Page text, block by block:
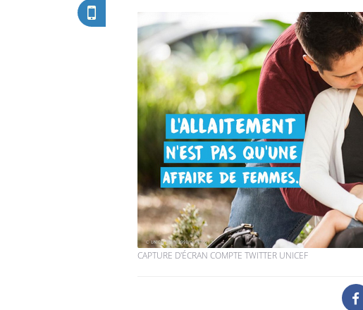
CAPTURE D'ÉCRAN COMPTE TWITTER UNICEF
VIH : la fin du comprimé
tous les jours se profile-t-
elle enfin ?
Pourquoi votre ventre
gâche-t-il les premiers
jours de vos vacances ?